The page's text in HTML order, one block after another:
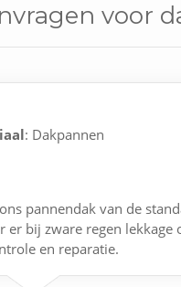
voor
: Dakpannen
pannendak van de
bij zware regen lekkage
en reparatie.